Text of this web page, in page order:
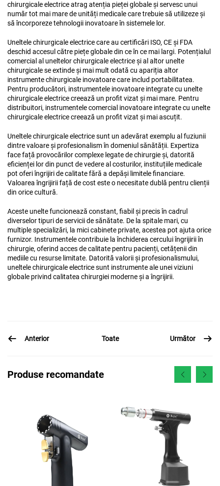
chirurgicale electrice atrag atenția pieței globale și servesc unui
număr tot mai mare de unități medicale care trebuie să utilizeze și
să încorporeze tehnologii inovatoare în sistemele lor.
Uneltele chirurgicale electrice care au certificări ISO, CE și FDA
deschid accesul către piețe globale din ce în ce mai largi. Potențialul
comercial al uneltelor chirurgicale electrice și al altor unelte
chirurgicale se extinde și mai mult odată cu apariția altor
instrumente chirurgicale inovatoare care includ portabilitatea.
Pentru producători, instrumentele inovatoare integrate cu unelte
chirurgicale electrice creează un profit vizat și mai mare. Pentru
distribuitori, instrumentele comercial inovatoare integrate cu unelte
chirurgicale electrice creează un profit vizat și mai ascuțit.
Uneltele chirurgicale electrice sunt un adevărat exemplu al fuziunii
dintre valoare și profesionalism în domeniul sănătății. Expertiza
face față provocărilor complexe legate de chirurgie și, datorită
eficienței lor din punct de vedere al costurilor, instituțiile medicale
pot oferi îngrijiri de calitate fără a depăși limitele financiare.
Valoarea îngrijirii față de cost este o necesitate dublă pentru clienții
din orice cultură.
Aceste unelte funcionează constant, fiabil și precis în cadrul
diverselor tipuri de servicii de sănătate. De la spitale mari, cu
multiple specializări, la mici cabinete private, acestea pot ajuta orice
furnizor. Instrumentele contribuie la închiderea cercului îngrijirii în
chirurgie, oferind acces de calitate pentru pacienți, cetățenii din
mediile cu resurse limitate. Datorită valorii și profesionalismului,
uneltele chirurgicale electrice sunt instrumente ale unei viziuni
globale privind calitatea chirurgiei moderne și a îngrijirii.
Anterior Toate Următor
Produse recomandate